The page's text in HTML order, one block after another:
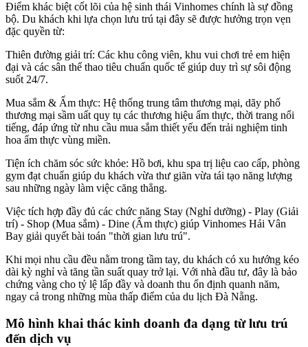
Điểm khác biệt cốt lõi của hệ sinh thái Vinhomes chính là sự đồng
bộ. Du khách khi lựa chọn lưu trú tại đây sẽ được hưởng trọn vẹn
đặc quyền từ:
Thiên đường giải trí: Các khu công viên, khu vui chơi trẻ em hiện
đại và các sân thể thao tiêu chuẩn quốc tế giúp duy trì sự sôi động
suốt 24/7.
Mua sắm & Ẩm thực: Hệ thống trung tâm thương mại, dãy phố
thương mại sầm uất quy tụ các thương hiệu ẩm thực, thời trang nổi
tiếng, đáp ứng từ nhu cầu mua sắm thiết yếu đến trải nghiệm tinh
hoa ẩm thực vùng miền.
Tiện ích chăm sóc sức khỏe: Hồ bơi, khu spa trị liệu cao cấp, phòng
gym đạt chuẩn giúp du khách vừa thư giãn vừa tái tạo năng lượng
sau những ngày làm việc căng thẳng.
Việc tích hợp đầy đủ các chức năng Stay (Nghỉ dưỡng) - Play (Giải
trí) - Shop (Mua sắm) - Dine (Ẩm thực) giúp Vinhomes Hải Vân
Bay giải quyết bài toán "thời gian lưu trú".
Khi mọi nhu cầu đều nằm trong tầm tay, du khách có xu hướng kéo
dài kỳ nghỉ và tăng tần suất quay trở lại. Với nhà đầu tư, đây là bảo
chứng vàng cho tỷ lệ lấp đầy và doanh thu ổn định quanh năm,
ngay cả trong những mùa thấp điểm của du lịch Đà Nẵng.
Mô hình khai thác kinh doanh đa dạng từ lưu trú
đến dịch vụ